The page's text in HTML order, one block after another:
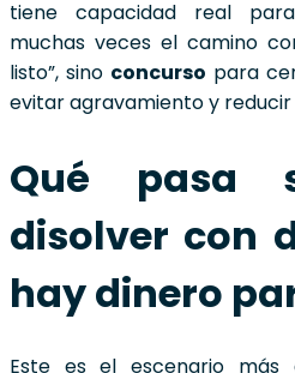
tiene capacidad real
muchas veces el camino
listo”, sino concurso para
evitar agravamiento y reducir
Qué pasa
disolver con
hay dinero
Este es el escenario más